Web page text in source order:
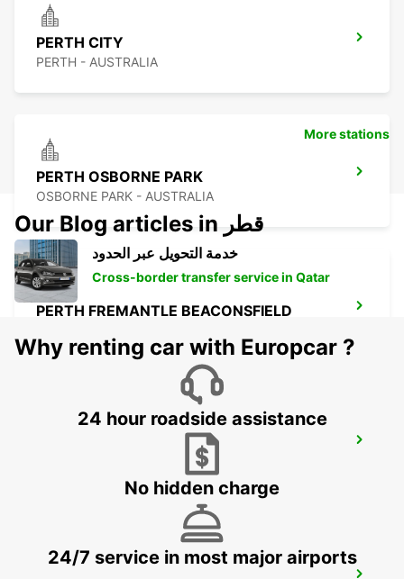
PERTH CITY
PERTH - AUSTRALIA
PERTH OSBORNE PARK
OSBORNE PARK - AUSTRALIA
PERTH FREMANTLE BEACONSFIELD
More stations
Our Blog articles in قطر
خدمة التحويل عبر الحدود
Cross-border transfer service in Qatar
Why renting car with Europcar ?
24 hour roadside assistance
No hidden charge
24/7 service in most major airports